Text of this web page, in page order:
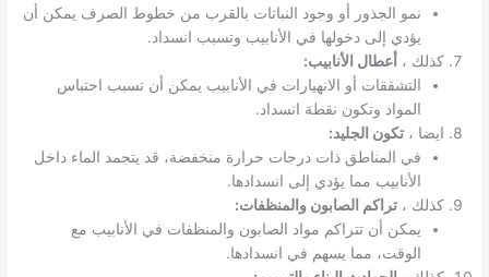
نمو الجذور أو وجود النباتات بالقرب من خطوط الصرف يمكن أن
يؤدي إلى دخولها في الأنابيب وتسبب انسداد.
كذلك ، أعطال الأنابيب:
التشققات أو الانهيارات في الأنابيب يمكن أن تسبب احتباس
المواد وتكون نقطة انسداد.
ايضا ،تكون الجليد:
في المناطق ذات درجات حرارة منخفضة، قد يتجمد الماء داخل
الأنابيب مما يؤدي إلى انسدادها.
كذلك ،تراكم الصابون والمنظفات:
يمكن أن تتراكم مواد الصابون والمنظفات في الأنابيب مع
الوقت، مما يسهم في انسدادها.